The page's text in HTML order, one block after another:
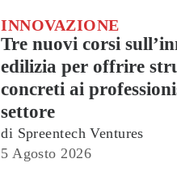
INNOVAZIONE
Tre nuovi corsi
edilizia per offrire
concreti ai
settore
di Spreentech Ventures
5 Agosto 2026